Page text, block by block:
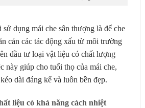
dụng mái che sân thượng là để che
cản các tác động xấu từ môi trường
đầu tư loại vật liệu có chất lượng
này giúp cho tuổi thọ của mái che,
dài đáng kể và luôn bền đẹp.
liệu có khả năng cách nhiệt